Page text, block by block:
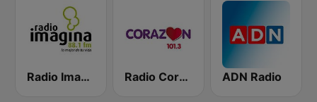
Radio Imagina Radio Corazón FM ADN Radio